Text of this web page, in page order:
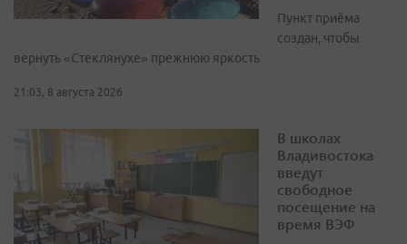
Пункт приёма
создан, чтобы
вернуть «Стеклянухе» прежнюю яркость
21:03, 8 августа 2026
В школах
Владивостока
введут
свободное
посещение на
время ВЭФ